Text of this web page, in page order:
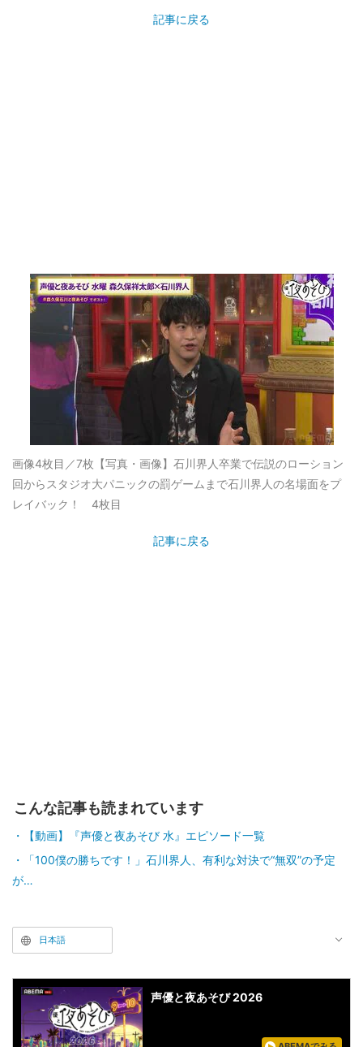
記事に戻る
画像4枚目／7枚 【写真・画像】石川界人卒業で伝説のローション
回からスタジオ大パニックの罰ゲームまで石川界人の名場面をプ
レイバック！ 4枚目
記事に戻る
こんな記事も読まれています
【動画】『声優と夜あそび 水』エピソード一覧
「100僕の勝ちです！」石川界人、有利な対決で“無双”の予定
が…
日本語
声優と夜あそび 2026